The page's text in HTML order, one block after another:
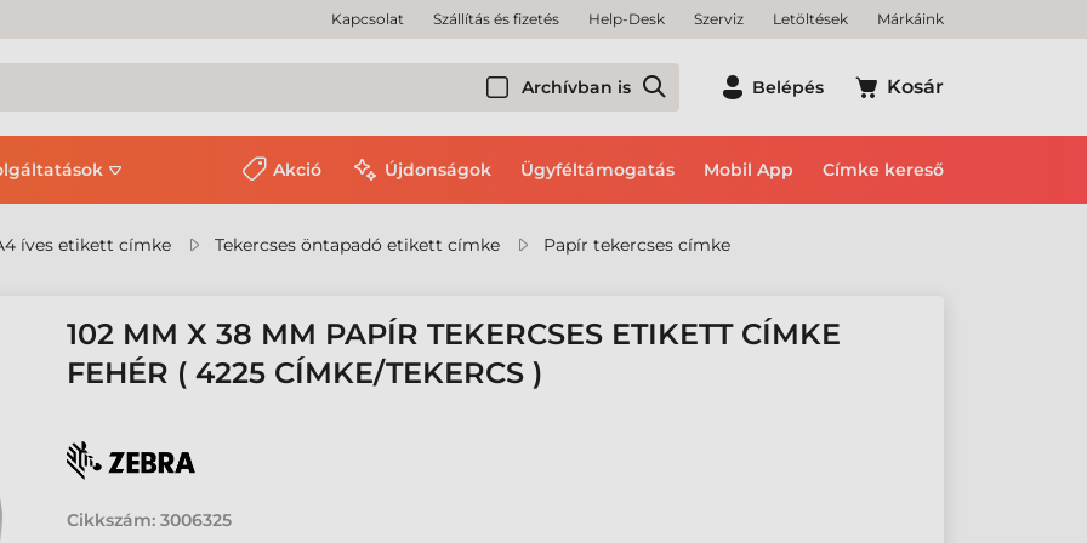
Kapcsolat Szállítás és fizetés Help-Desk Szerviz Letöltések Márkáink
Archívban is Belépés Kosár
Akció Újdonságok Ügyféltámogatás Mobil App Címke kereső
íves etikett címke Tekercses öntapadó etikett címke Papír tekercses címke
102 MM X 38 MM PAPÍR TEKERCSES ETIKETT CÍMKE
FEHÉR ( 4225 CÍMKE/TEKERCS )
Cikkszám: 3006325